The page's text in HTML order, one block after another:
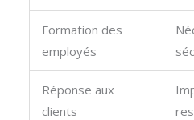
Formation des
employés
Réponse aux
clients